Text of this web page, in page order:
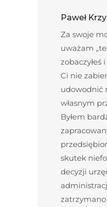
Paweł
Za swoje
uważam
zobaczyłeś
Ci nie
udowodnić
własnym
Byłem
skutek
decyzji